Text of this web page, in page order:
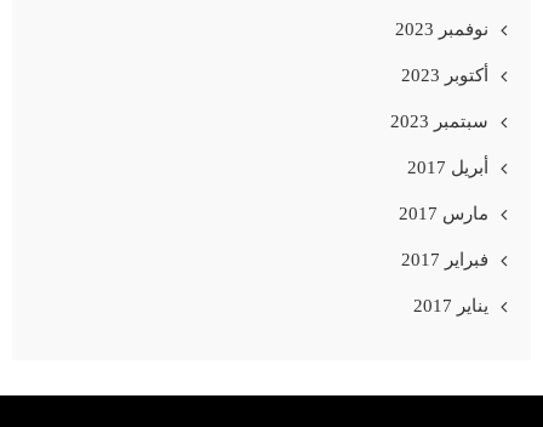
نوفمبر 2023
أكتوبر 2023
سبتمبر 2023
أبريل 2017
مارس 2017
فبراير 2017
يناير 2017